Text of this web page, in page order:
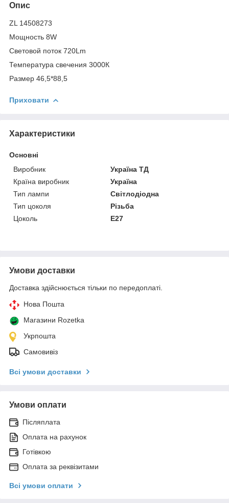
Опис
ZL 14508273
Мощность 8W
Световой поток 720Lm
Температура свечения 3000К
Размер 46,5*88,5
Приховати
Характеристики
Основні
Виробник
Україна ТД
Країна виробник
Україна
Тип лампи
Світлодіодна
Тип цоколя
Різьба
Цоколь
E27
Умови доставки
Доставка здійснюється тільки по передоплаті.
Нова Пошта
Магазини Rozetka
Укрпошта
Самовивіз
Всі умови доставки
Умови оплати
Післяплата
Оплата на рахунок
Готівкою
Оплата за реквізитами
Всі умови оплати